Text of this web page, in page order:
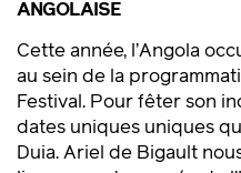
ANGOLAISE
Cette année, l’Angola
au sein de la
Festival. Pour fêter son
dates uniques uniques
Duia. Ariel de Bigault